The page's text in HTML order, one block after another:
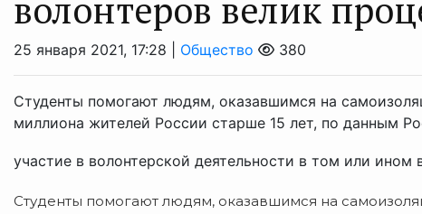
волонтеров велик
25 января 2021, 17:28 | Общество 380
Студенты помогают людям, оказавшимся на
миллиона жителей России старше 15 лет, по данным
участие в волонтерской деятельности в том или ином
Студенты помогают людям, оказавшимся на